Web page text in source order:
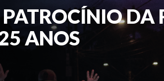
DA
ANOS